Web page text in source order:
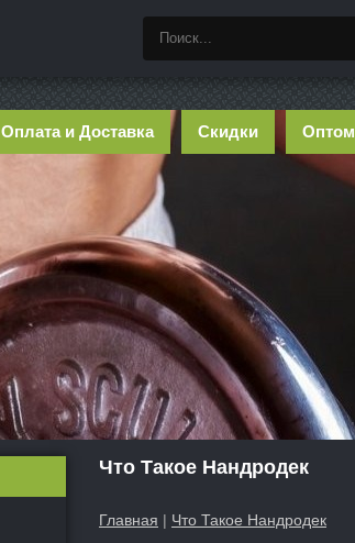
Оплата и Доставка Скидки Оптом
Что Такое Нандродек
Главная | Что Такое Нандродек